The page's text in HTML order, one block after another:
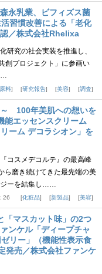
永乳業、ビフィズス菌
習慣改善による「老化
／株式会社Rhelixa
研究の社会実装を推進し、
創プロジェクト」に参画い
原料 研究報告 美容 調査
～ 100年美肌への想いを
エッセンスクリーム
ーム デコラシオン」を
コスメデコルテ』の最高峰
ら磨き続けてきた最先端の美
ジーを結集し……
26 化粧品 新製品 美容
「マスカット味」の2つ
ンケル「ディープチャ
リー」（機能性表示食
発売／株式会社ファンケ